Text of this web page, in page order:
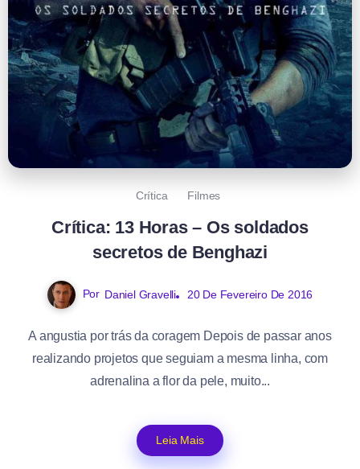
Crítica Filmes
Crítica: 13 Horas – Os soldados
secretos de Benghazi
Por Daniel Gravelli 20 De Fevereiro De 2016
A angustia por trás da coragem Depois de passar anos
realizando projetos que seguiam a mesma linha, com
adrenalina a flor da pele, muito...
Leia Mais